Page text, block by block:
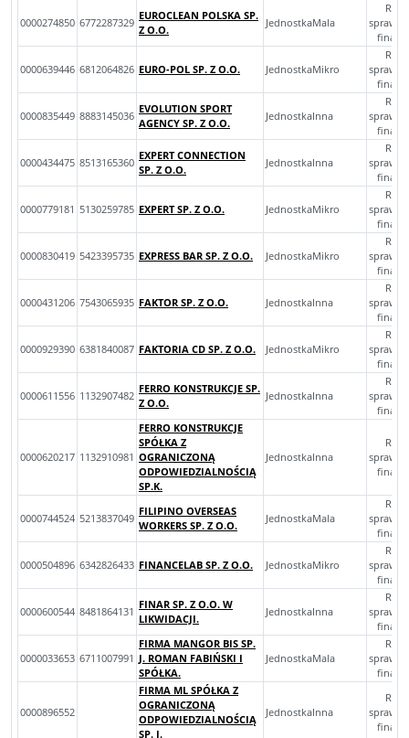
0000274850 6772287329
EUROCLEAN POLSKA SP.
Z O.O.
JednostkaMala
0000639446 6812064826 EURO-POL SP. Z O.O. JednostkaMikro
0000835449 8883145036
EVOLUTION SPORT
AGENCY SP. Z O.O.
JednostkaInna
0000434475 8513165360
EXPERT CONNECTION
SP. Z O.O.
JednostkaInna
0000779181 5130259785 EXPERT SP. Z O.O. JednostkaMikro
0000830419 5423395735 EXPRESS BAR SP. Z O.O. JednostkaMikro
0000431206 7543065935 FAKTOR SP. Z O.O. JednostkaInna
0000929390 6381840087 FAKTORIA CD SP. Z O.O. JednostkaMikro
0000611556 1132907482
FERRO KONSTRUKCJE SP.
Z O.O.
JednostkaInna
0000620217 1132910981
FERRO KONSTRUKCJE
SPÓŁKA Z
OGRANICZONĄ
ODPOWIEDZIALNOŚCIĄ
SP.K.
JednostkaInna
0000744524 5213837049
FILIPINO OVERSEAS
WORKERS SP. Z O.O.
JednostkaMala
0000504896 6342826433 FINANCELAB SP. Z O.O. JednostkaMikro
0000600544 8481864131
FINAR SP. Z O.O. W
LIKWIDACJI.
JednostkaInna
0000033653 6711007991
FIRMA MANGOR BIS SP.
J. ROMAN FABIŃSKI I
SPÓŁKA.
JednostkaMala
0000896552
FIRMA ML SPÓŁKA Z
OGRANICZONĄ
ODPOWIEDZIALNOŚCIĄ
SP. J.
JednostkaInna